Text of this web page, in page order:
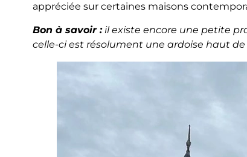
appréciée sur certaines maisons
Bon à savoir :il existe encore une petite
celle-ci est résolument une ardoise haut